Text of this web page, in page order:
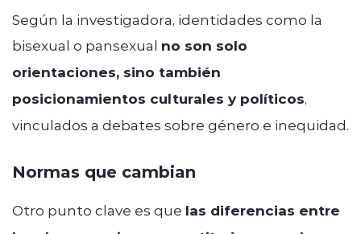
Según la investigadora, identidades como la
bisexual o pansexual no son solo
orientaciones, sino también
posicionamientos culturales y políticos,
vinculados a debates sobre género e inequidad.
Normas que cambian
Otro punto clave es que las diferencias entre